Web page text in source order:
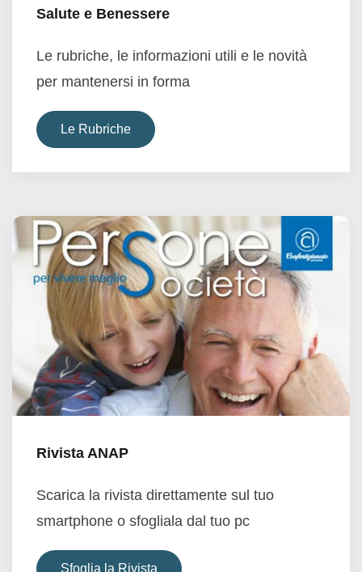
Salute e Benessere
Le rubriche, le informazioni utili e le novità
per mantenersi in forma
Le Rubriche
Rivista ANAP
Scarica la rivista direttamente sul tuo
smartphone o sfogliala dal tuo pc
Sfoglia la Rivista